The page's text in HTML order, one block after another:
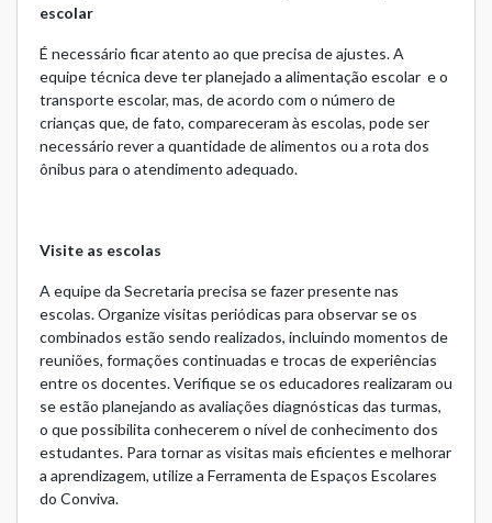
escolar
É necessário ficar atento ao que precisa de ajustes. A
equipe técnica deve ter planejado a alimentação escolar e o
transporte escolar, mas, de acordo com o número de
crianças que, de fato, compareceram às escolas, pode ser
necessário rever a quantidade de alimentos ou a rota dos
ônibus para o atendimento adequado.
Visite as escolas
A equipe da Secretaria precisa se fazer presente nas
escolas. Organize visitas periódicas para observar se os
combinados estão sendo realizados, incluindo momentos de
reuniões, formações continuadas e trocas de experiências
entre os docentes. Verifique se os educadores realizaram ou
se estão planejando as avaliações diagnósticas das turmas,
o que possibilita conhecerem o nível de conhecimento dos
estudantes. Para tornar as visitas mais eficientes e melhorar
a aprendizagem, utilize a Ferramenta deEspaços Escolares
do Conviva.